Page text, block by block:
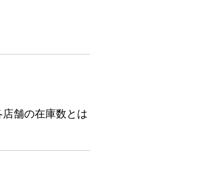
舗の在庫数とは